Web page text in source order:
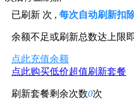
已刷新 次 ,每次自动刷新扣
余额不足或刷新总数达上限
点此充值余额
点此购买低价超值刷新套餐
刷新套餐剩余次数0次